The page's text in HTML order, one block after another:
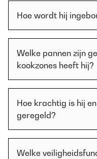
Hoe wordt hij
Welke pannen zijn
kookzones heeft hij?
Hoe krachtig is hij
geregeld?
Welke